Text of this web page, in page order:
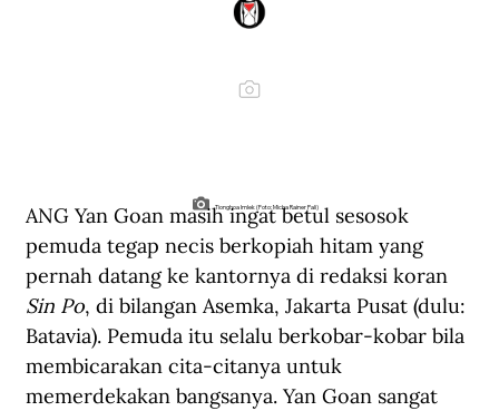
Tionghoa Imlek (Foto: Micha Rainer Pali)
ANG Yan Goan masih ingat betul sesosok
pemuda tegap necis berkopiah hitam yang
pernah datang ke kantornya di redaksi koran
Sin Po, di bilangan Asemka, Jakarta Pusat (dulu:
Batavia). Pemuda itu selalu berkobar-kobar bila
membicarakan cita-citanya untuk
memerdekakan bangsanya. Yan Goan sangat